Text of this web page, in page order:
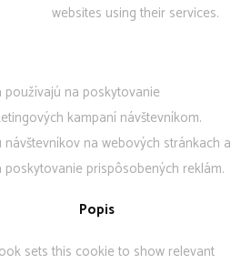
websites using their services.
na poskytovanie
kampaní návštevníkom.
na webových stránkach a
prispôsobených reklám.
Popis
sets this cookie to show relevant